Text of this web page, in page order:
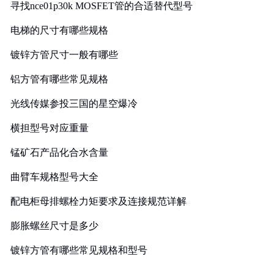
寻找nce01p30k MOSFET管的合适替代型号
电梯的尺寸有哪些规格
镀锌方管尺寸一般有哪些
铝方管有哪些常见规格
光线传媒参投三国的星空爆冷
横担型号对应重量
锰矿石产品化合水含量
曲臂车规格型号大全
配电柜母排螺栓力矩要求及连接规范详解
膨胀螺丝尺寸是多少
镀锌方管有哪些常见规格和型号